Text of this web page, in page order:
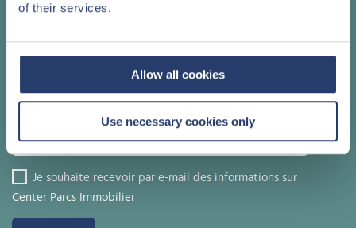
of their services.
Allow all cookies
Use necessary cookies only
Notre newsletter
Je souhaite recevoir par e-mail des informations sur
Center Parcs Immobilier
Appelez un de nos conseillers
+32 (0)11 61 63 00